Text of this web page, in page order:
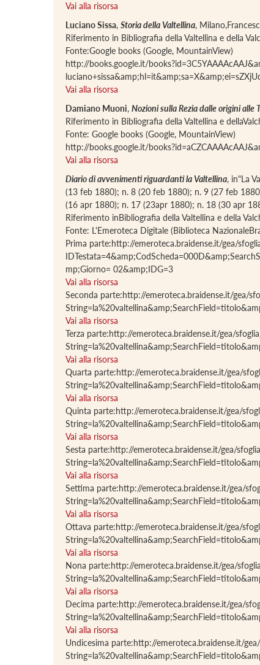
Vai alla risorsa
Luciano Sissa, Storia della Valtellina,
Riferimento in Bibliografia della Valtellina e della
Fonte:Google books (Google, MountainView)
http://books.google.it/
Vai alla risorsa
Damiano Muoni, Nozioni sulla Rezia dalle origini alle
Riferimento in Bibliografia della Valtellina e
Fonte: Google books (Google, MountainView)
http://books.google.it/
Vai alla risorsa
Diario di avvenimenti riguardanti la Valtellina, in"La
(13 feb 1880); n. 8 (20 feb 1880); n. 9 (27 feb
(16 apr 1880); n. 17 (23apr 1880); n. 18 (30 apr
Riferimento inBibliografia della Valtellina e della
Fonte: L'Emeroteca Digitale (Biblioteca
Prima parte:http://emeroteca.braidense.it/gea/
mp;Giorno= 02&amp;IDG=3
Vai alla risorsa
Seconda parte:http://emeroteca.braidense.it/gea/
Vai alla risorsa
Terza parte:http://emeroteca.braidense.it/gea/
Vai alla risorsa
Quarta parte:http://emeroteca.braidense.it/gea/
Vai alla risorsa
Quinta parte:http://emeroteca.braidense.it/gea/
Vai alla risorsa
Sesta parte:http://emeroteca.braidense.it/gea/
Vai alla risorsa
Settima parte:http://emeroteca.braidense.it/gea/
Vai alla risorsa
Ottava parte:http://emeroteca.braidense.it/gea/
Vai alla risorsa
Nona parte:http://emeroteca.braidense.it/gea/
Vai alla risorsa
Decima parte:http://emeroteca.braidense.it/gea/
Vai alla risorsa
Undicesima parte:http://emeroteca.braidense.it/